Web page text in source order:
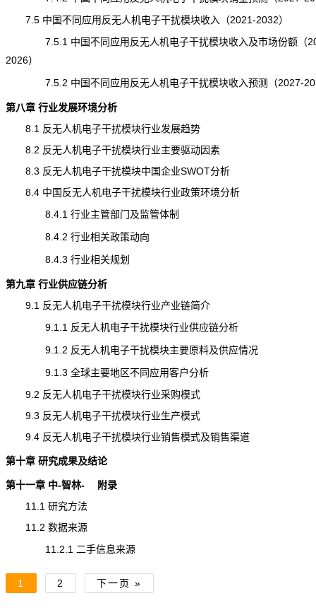
7.5 中国不同应用反无人机电子干扰模块收入（2021-2032）
7.5.1 中国不同应用反无人机电子干扰模块收入及市场份额（
2026）
7.5.2 中国不同应用反无人机电子干扰模块收入预测（2027-
第八章 行业发展环境分析
8.1 反无人机电子干扰模块行业发展趋势
8.2 反无人机电子干扰模块行业主要驱动因素
8.3 反无人机电子干扰模块中国企业SWOT分析
8.4 中国反无人机电子干扰模块行业政策环境分析
8.4.1 行业主管部门及监管体制
8.4.2 行业相关政策动向
8.4.3 行业相关规划
第九章 行业供应链分析
9.1 反无人机电子干扰模块行业产业链简介
9.1.1 反无人机电子干扰模块行业供应链分析
9.1.2 反无人机电子干扰模块主要原料及供应情况
9.1.3 全球主要地区不同应用客户分析
9.2 反无人机电子干扰模块行业采购模式
9.3 反无人机电子干扰模块行业生产模式
9.4 反无人机电子干扰模块行业销售模式及销售渠道
第十章 研究成果及结论
第十一章 中-智林- 附录
11.1 研究方法
11.2 数据来源
11.2.1 二手信息来源
1 2 下一页 »